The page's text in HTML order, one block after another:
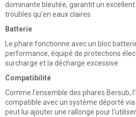
dominante bleutée, garantit un
troubles qu’en eaux claires
Batterie
Le phare fonctionne avec un bloc
performance, équipé de protections
surcharge et la décharge excessive
Compatibilité
Comme l’ensemble des phares Bersub,
compatible avec un système déporté
peut lui ajouter une rallonge pour